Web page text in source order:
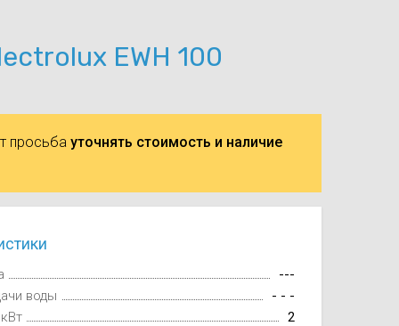
EWH 100
просьба уточнять стоимость и наличие
---
воды
- - -
2